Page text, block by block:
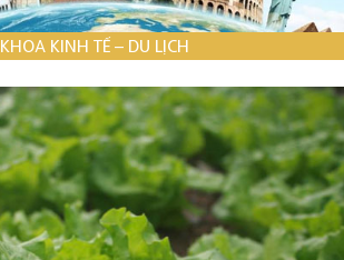
KHOA KINH TẾ – DU LỊCH